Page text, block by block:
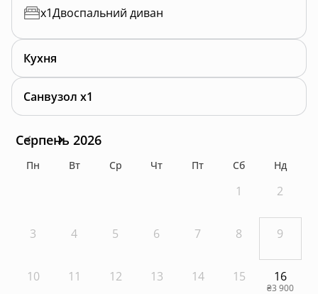
x1Двоспальний диван
Кухня
Санвузол x1
Серпень 2026
Пн Вт Ср Чт Пт Сб Нд
1 2
3 4 5 6 7 8 9
10 11 12 13 14 15 16
₴3 900